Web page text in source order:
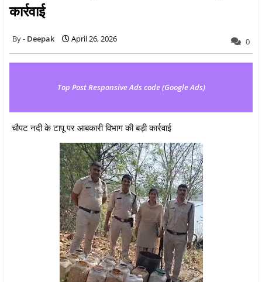
कार्रवाई
Deepak April 26, 2026 0
Top Post Responsive Ads code (Google Ads)
चौपट नदी के टापू पर आबकारी विभाग की बड़ी कार्रवाई